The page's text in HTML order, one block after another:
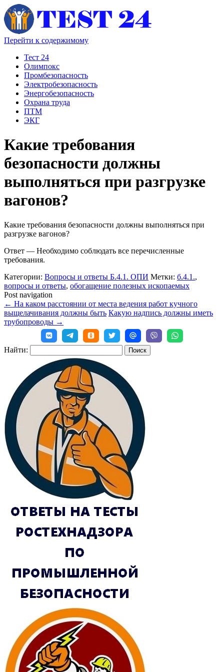
Перейти к содержимому
Тест 24
Олимпокс
Промбезопасность
Электробезопасность
Энергобезопасность
Охрана труда
ПТМ
ЭКГ
Какие требования
безопасности должны
выполняться при разгрузке
вагонов?
Какие требования безопасности должны выполняться при
разгрузке вагонов?
Ответ — Необходимо соблюдать все перечисленные
требования.
Категории: Вопросы и ответы Б.4.1. ОПИ Метки: б.4.1.,
вопросы и ответы, обогащение полезных ископаемых
Post navigation
← На каком расстоянии от места ведения работ кучного
выщелачивания должны быть Какую надпись должны иметь
трубопроводы →
Найти: